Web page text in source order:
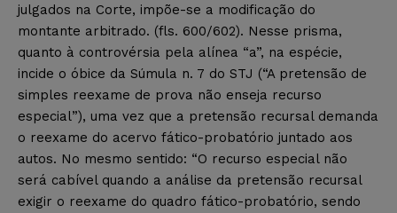
julgados na Corte, impõe-se a modificação do
montante arbitrado. (fls. 600/602). Nesse prisma,
quanto à controvérsia pela alínea “a”, na espécie,
incide o óbice da Súmula n. 7 do STJ (“A pretensão de
simples reexame de prova não enseja recurso
especial”), uma vez que a pretensão recursal demanda
o reexame do acervo fático-probatório juntado aos
autos. No mesmo sentido: “O recurso especial não
será cabível quando a análise da pretensão recursal
exigir o reexame do quadro fático-probatório, sendo